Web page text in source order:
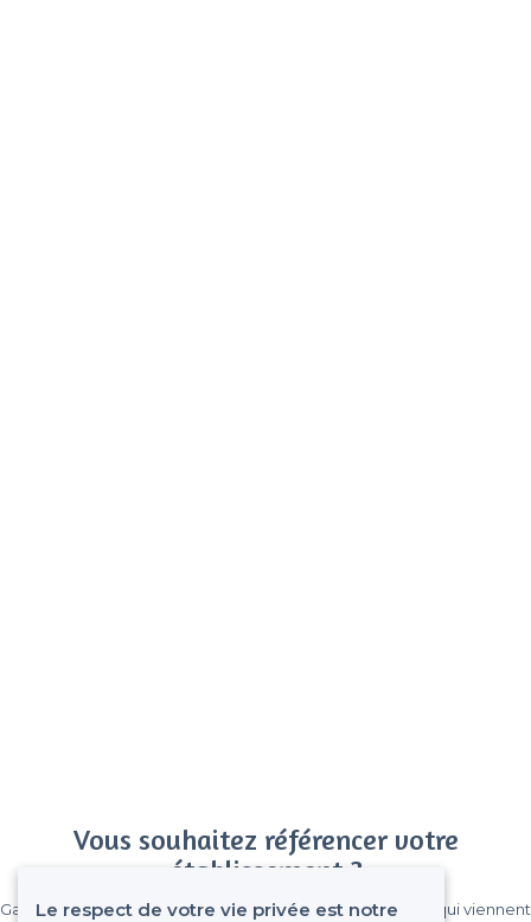
Vous souhaitez référencer votre
établissement ?
Gagnez de nombreux clients parmi le million de visiteurs qui viennent
Le respect de votre vie privée est notre